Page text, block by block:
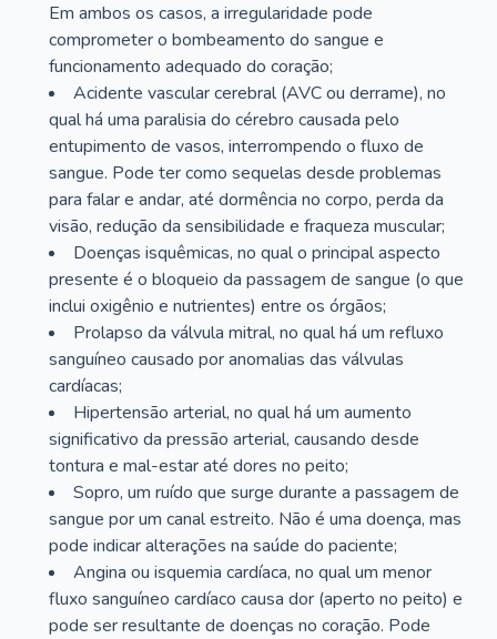
Em ambos os casos, a irregularidade pode
comprometer o bombeamento do sangue e
funcionamento adequado do coração;
Acidente vascular cerebral (AVC ou derrame), no
qual há uma paralisia do cérebro causada pelo
entupimento de vasos, interrompendo o fluxo de
sangue. Pode ter como sequelas desde problemas
para falar e andar, até dormência no corpo, perda da
visão, redução da sensibilidade e fraqueza muscular;
Doenças isquêmicas, no qual o principal aspecto
presente é o bloqueio da passagem de sangue (o que
inclui oxigênio e nutrientes) entre os órgãos;
Prolapso da válvula mitral, no qual há um refluxo
sanguíneo causado por anomalias das válvulas
cardíacas;
Hipertensão arterial, no qual há um aumento
significativo da pressão arterial, causando desde
tontura e mal-estar até dores no peito;
Sopro, um ruído que surge durante a passagem de
sangue por um canal estreito. Não é uma doença, mas
pode indicar alterações na saúde do paciente;
Angina ou isquemia cardíaca, no qual um menor
fluxo sanguíneo cardíaco causa dor (aperto no peito) e
pode ser resultante de doenças no coração. Pode